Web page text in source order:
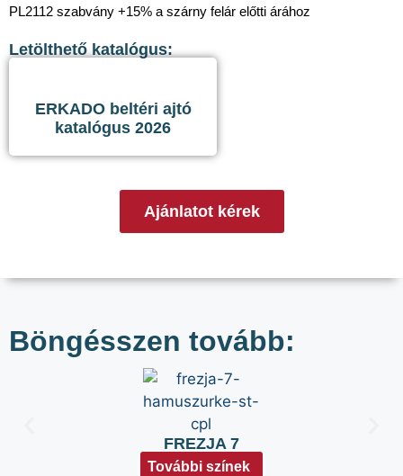
PL2112 szabvány +15% a szárny felár előtti árához
Letölthető katalógus:
ERKADO beltéri ajtó
katalógus 2026
Ajánlatot kérek
Böngésszen tovább:
FREZJA 7
További színek